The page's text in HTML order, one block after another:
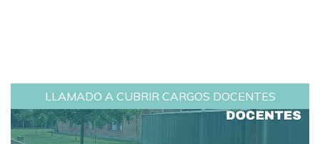
LLAMADO A CUBRIR CARGOS DOCENTES